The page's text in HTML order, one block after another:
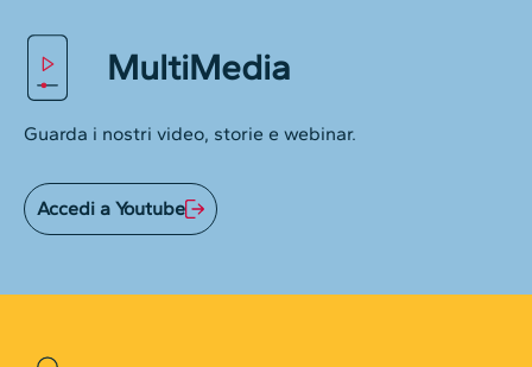
MultiMedia
Guarda i nostri video, storie e webinar.
Accedi a Youtube